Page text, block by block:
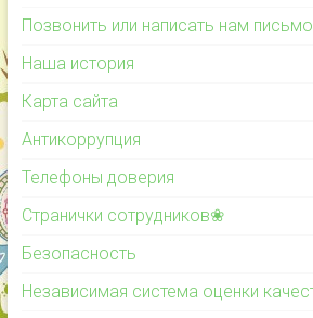
Позвонить или написать нам письмо
Наша история
Карта сайта
Антикоррупция
Телефоны доверия
Странички сотрудников❀
Безопасность
Независимая система оценки